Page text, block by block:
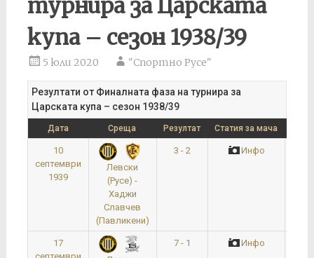
турнира за Царската
купа – сезон 1938/39
5 юли 2020 "Спортно Русе"
Резултати от Финалната фаза на турнира за
Царската купа – сезон 1938/39
Дата Среща Резултат Статия за мача
10
септември
1939
Левски
(Русе) -
Хаджи
Славчев
(Павликени)
3 - 2 Инфо
17
7 - 1 Инфо